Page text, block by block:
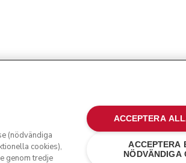
(nödvändiga
cookies),
genom tredje
ACCEPTERA
NÖDVÄNDIGA
ACCEPTERA